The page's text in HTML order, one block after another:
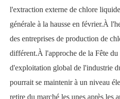
l'extraction externe de chlore
générale à la hausse en février.À
des entreprises de production de
différent.À l'approche de la Fête
d'exploitation global de l'industrie
pourrait se maintenir à un niveau
retire du marché les unes après les